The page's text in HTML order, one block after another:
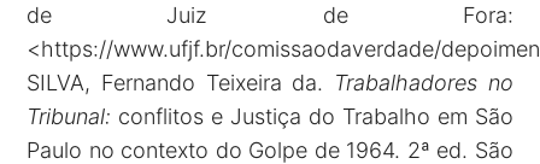
de Juiz de Fora:
<https://www.ufjf.br/comissaodaverdade/
SILVA, Fernando Teixeira da. Trabalhadores no
Tribunal: conflitos e Justiça do Trabalho em São
Paulo no contexto do Golpe de 1964. 2ª ed. São